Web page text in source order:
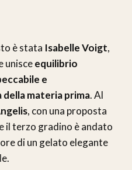
è stata Isabelle Voigt,
unisceequilibrio
e
materia prima. Al
, con una proposta
il terzo gradino è andato
di un gelato elegante